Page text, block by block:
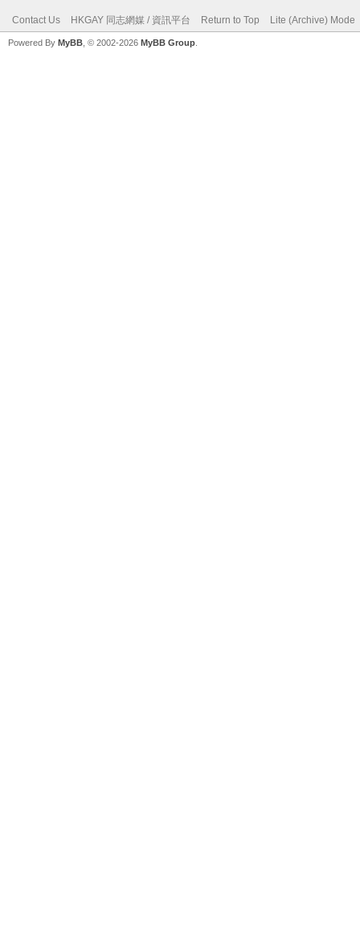
Contact Us HKGAY 同志網媒 / 資訊平台 Return to Top Lite (Archive) Mode
Powered By MyBB , © 2002-2026 MyBB Group